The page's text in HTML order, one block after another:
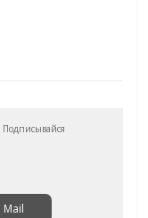
Подписывайся
Mail